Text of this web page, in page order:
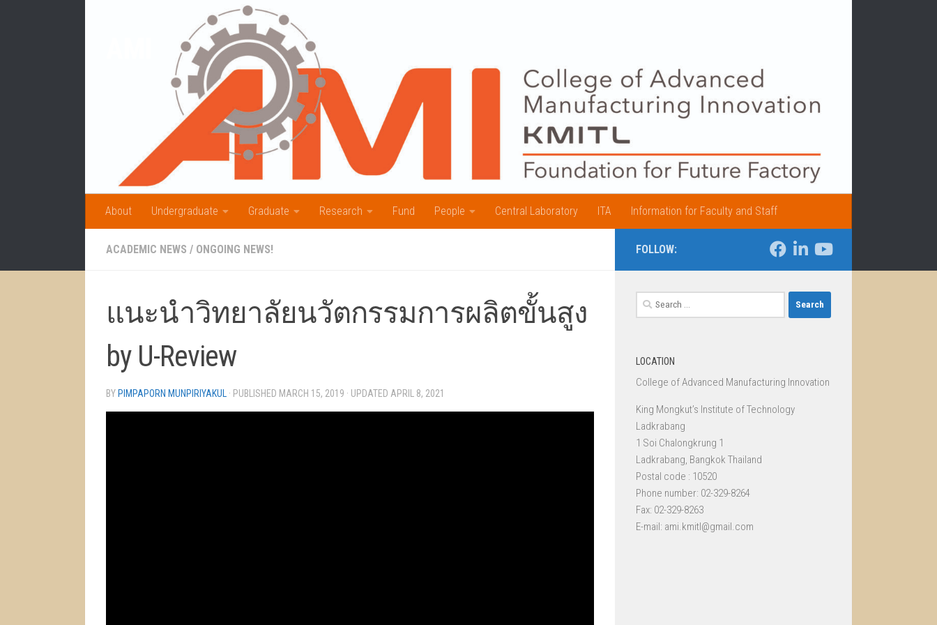
About Undergraduate Graduate Research Fund People Central Laboratory ITA Information for Faculty and Staff
ACADEMIC NEWS / ONGOING NEWS!
แนะนำวิทยาลัยนวัตกรรมการผลิตขั้นสูง
by U-Review
BY PIMPAPORN MUNPIRIYAKUL · PUBLISHED MARCH 15, 2019 · UPDATED APRIL 8, 2021
FOLLOW:
Search
for:
LOCATION
College of Advanced Manufacturing Innovation
King Mongkut’s Institute of Technology
Ladkrabang
1 Soi Chalongkrung 1
Ladkrabang, Bangkok Thailand
Postal code : 10520
Phone number: 02-329-8264
Fax: 02-329-8263
E-mail: ami.kmitl@gmail.com